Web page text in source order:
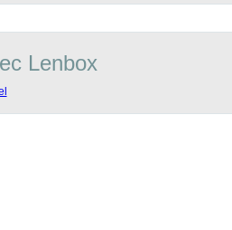
Lenbox